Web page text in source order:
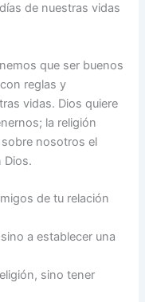
de nuestras vidas
que ser buenos
reglas y
vidas. Dios quiere
la religión
nosotros el
Dios.
de tu relación
a establecer una
sino tener